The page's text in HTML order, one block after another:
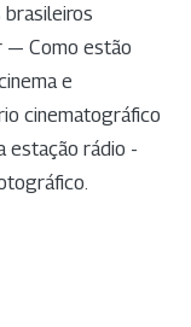
— Como estão
e
cinematográfico
estação rádio -